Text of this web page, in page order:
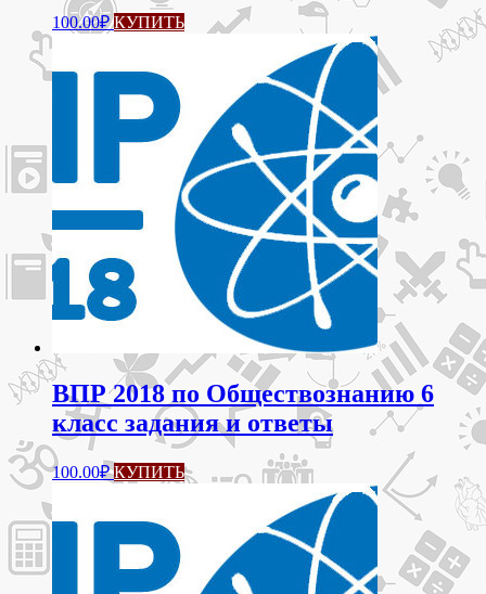
100.00₽ КУПИТЬ
ВПР 2018 по Обществознанию 6
класс задания и ответы
100.00₽ КУПИТЬ